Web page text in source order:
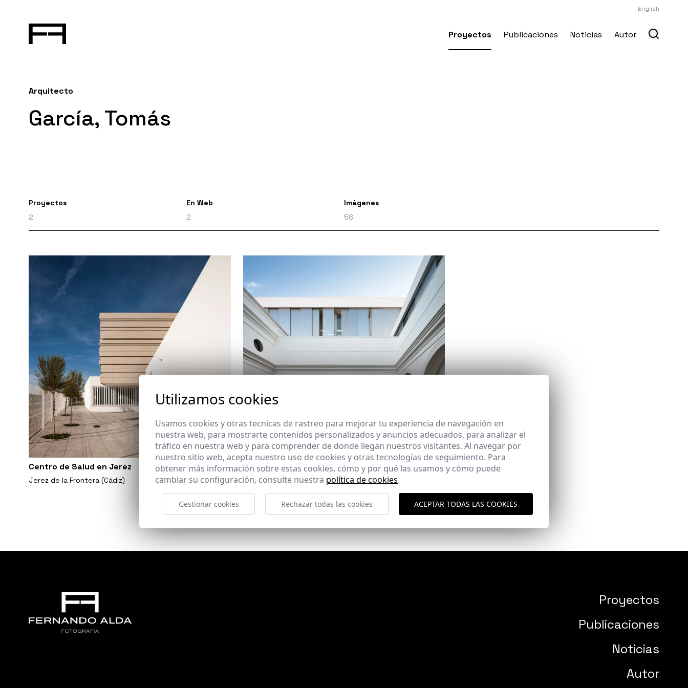
English
Proyectos Publicaciones Noticias Autor
Arquitecto
García, Tomás
Proyectos
2
En Web
2
Imágenes
58
Centro de Salud en Jerez
Jerez de la Frontera (Cádiz)
Ayuntamiento de Posadas
Posadas (Córdoba)
Proyectos
Publicaciones
Noticias
Autor
Utilizamos cookies
Usamos cookies y otras tecnicas de rastreo para mejorar tu experiencia de navegación en
nuestra web, para mostrarte contenidos personalizados y anuncios adecuados, para analizar el
tráfico en nuestra web y para comprender de donde llegan nuestros visitantes. Al navegar por
nuestro sitio web, acepta nuestro uso de cookies y otras tecnologías de seguimiento. Para
obtener más información sobre estas cookies, cómo y por qué las usamos y cómo puede
cambiar su configuración, consulte nuestra política de cookies.
Gestionar cookies Rechazar todas las cookies ACEPTAR TODAS LAS COOKIES